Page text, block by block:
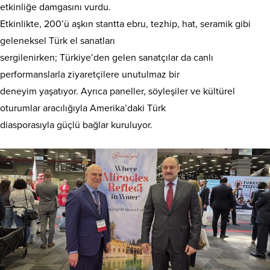
etkinliğe damgasını vurdu.
Etkinlikte, 200’ü aşkın stantta ebru, tezhip, hat, seramik gibi
geleneksel Türk el sanatları
sergilenirken; Türkiye’den gelen sanatçılar da canlı
performanslarla ziyaretçilere unutulmaz bir
deneyim yaşatıyor. Ayrıca paneller, söyleşiler ve kültürel
oturumlar aracılığıyla Amerika’daki Türk
diasporasıyla güçlü bağlar kuruluyor.